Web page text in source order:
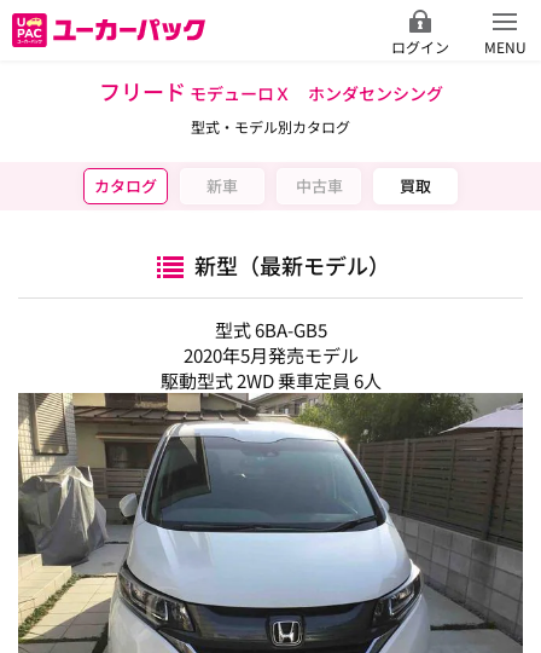
ログイン MENU
フリード モデューロＸ ホンダセンシング
型式・モデル別カタログ
カタログ 新車 中古車 買取
新型（最新モデル）
型式 6BA-GB5
2020年5月発売モデル
駆動型式 2WD 乗車定員 6人